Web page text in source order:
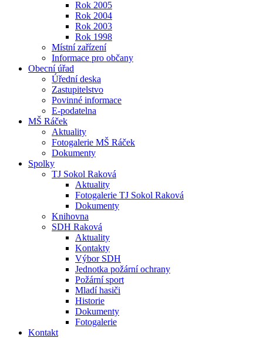
Rok 2005
Rok 2004
Rok 2003
Rok 1998
Místní zařízení
Informace pro občany
Obecní úřad
Úřední deska
Zastupitelstvo
Povinné informace
E-podatelna
MŠ Ráček
Aktuality
Fotogalerie MŠ Ráček
Dokumenty
Spolky
TJ Sokol Raková
Aktuality
Fotogalerie TJ Sokol Raková
Dokumenty
Knihovna
SDH Raková
Aktuality
Kontakty
Výbor SDH
Jednotka požární ochrany
Požární sport
Mladí hasiči
Historie
Dokumenty
Fotogalerie
Kontakt